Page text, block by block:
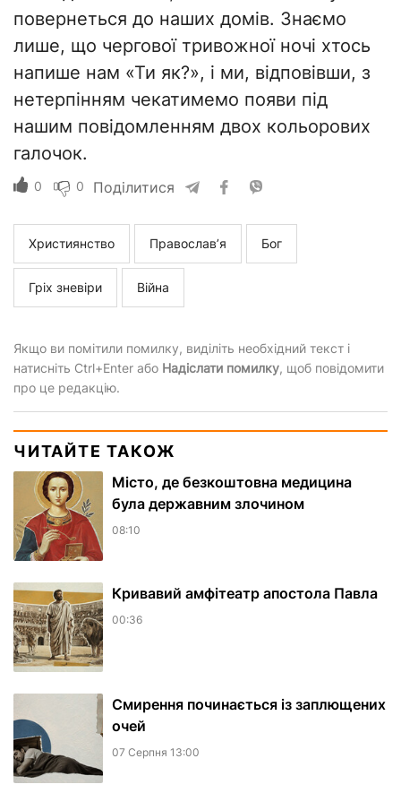
повернеться до наших домів. Знаємо
лише, що чергової тривожної ночі хтось
напише нам «Ти як?», і ми, відповівши, з
нетерпінням чекатимемо появи під
нашим повідомленням двох кольорових
галочок.
0 0 Поділитися
Християнство Православ’я Бог
Гріх зневіри Війна
Якщо ви помітили помилку, виділіть необхідний текст і
натисніть Ctrl+Enter або Надіслати помилку, щоб повідомити
про це редакцію.
ЧИТАЙТЕ ТАКОЖ
Місто, де безкоштовна медицина
була державним злочином
08:10
​Кривавий амфітеатр апостола Павла
00:36
Смирення починається із заплющених
очей
07 Серпня 13:00